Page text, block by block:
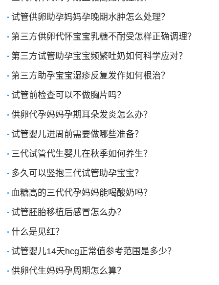
试管供卵助孕妈妈孕晚期水肿怎么处理？
第三方供卵代怀宝宝乳糖不耐受怎样正确调理？
第三方试管助孕宝宝频繁吐奶如何科学应对？
第三方助孕宝宝湿疹反复发作如何根治？
试管前检查可以不做胸片吗？
供卵代孕妈妈孕期耳朵发炎怎么办？
试管婴儿进周前需要做哪些准备？
三代试管代生婴儿在秋季如何养生？
多久可以竖抱三代试管助孕宝宝？
血糖高的三代代孕妈妈能喝酸奶吗？
试管胚胎移植后感冒怎么办？
什么是见红？
试管婴儿14天hcg正常值参考范围是多少？
供卵代生妈妈孕周期怎么算？